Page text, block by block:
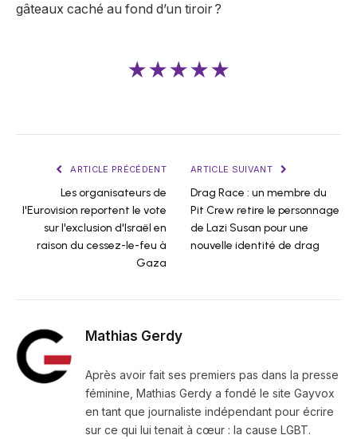
gâteaux caché au fond d’un tiroir ?
★★★★★
ARTICLE PRÉCÉDENT
Les organisateurs de
l'Eurovision reportent le vote
sur l'exclusion d'Israël en
raison du cessez-le-feu à
Gaza
ARTICLE SUIVANT
Drag Race : un membre du
Pit Crew retire le personnage
de Lazi Susan pour une
nouvelle identité de drag
Mathias Gerdy
Après avoir fait ses premiers pas dans la presse
féminine, Mathias Gerdy a fondé le site Gayvox
en tant que journaliste indépendant pour écrire
sur ce qui lui tenait à cœur : la cause LGBT.